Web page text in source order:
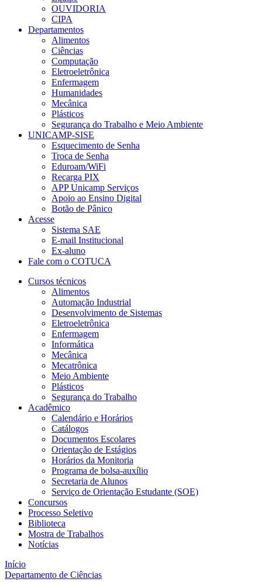
OUVIDORIA
CIPA
Departamentos
Alimentos
Ciências
Computação
Eletroeletrônica
Enfermagem
Humanidades
Mecânica
Plásticos
Segurança do Trabalho e Meio Ambiente
UNICAMP-SISE
Esquecimento de Senha
Troca de Senha
Eduroam/WiFi
Recarga PIX
APP Unicamp Serviços
Apoio ao Ensino Digital
Botão de Pânico
Acesse
Sistema SAE
E-mail Institucional
Ex-aluno
Fale com o COTUCA
Cursos técnicos
Alimentos
Automação Industrial
Desenvolvimento de Sistemas
Eletroeletrônica
Enfermagem
Informática
Mecânica
Mecatrônica
Meio Ambiente
Plásticos
Segurança do Trabalho
Acadêmico
Calendário e Horários
Catálogos
Documentos Escolares
Orientação de Estágios
Horários da Monitoria
Programa de bolsa-auxílio
Secretaria de Alunos
Serviço de Orientação Estudante (SOE)
Concursos
Processo Seletivo
Biblioteca
Mostra de Trabalhos
Notícias
Início
Departamento de Ciências